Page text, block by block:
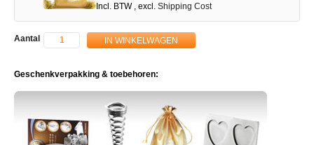
Incl. BTW , excl. Shipping Cost
Aantal IN WINKELWAGEN
Geschenkverpakking & toebehoren: